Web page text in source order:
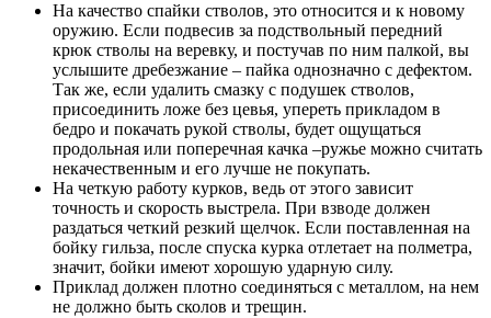
На качество спайки стволов, это относится и к новому
оружию. Если подвесив за подствольный передний
крюк стволы на веревку, и постучав по ним палкой, вы
услышите дребезжание – пайка однозначно с дефектом.
Так же, если удалить смазку с подушек стволов,
присоединить ложе без цевья, упереть прикладом в
бедро и покачать рукой стволы, будет ощущаться
продольная или поперечная качка –ружье можно считать
некачественным и его лучше не покупать.
На четкую работу курков, ведь от этого зависит
точность и скорость выстрела. При взводе должен
раздаться четкий резкий щелчок. Если поставленная на
бойку гильза, после спуска курка отлетает на полметра,
значит, бойки имеют хорошую ударную силу.
Приклад должен плотно соединяться с металлом, на нем
не должно быть сколов и трещин.